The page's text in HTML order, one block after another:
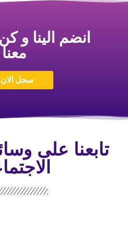
انضم الينا و
معنا
سجل
تابعنا على